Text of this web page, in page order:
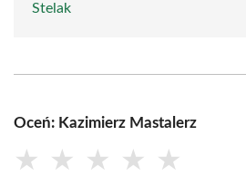
Stelak
Oceń: Kazimierz Mastalerz
★ ★ ★ ★ ★